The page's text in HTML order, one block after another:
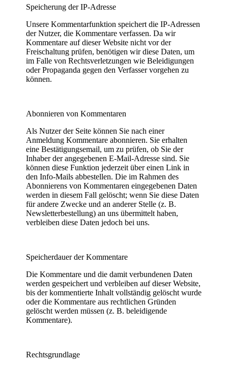
Speicherung der IP-Adresse
Unsere Kommentarfunktion speichert die IP-Adressen
der Nutzer, die Kommentare verfassen. Da wir
Kommentare auf dieser Website nicht vor der
Freischaltung prüfen, benötigen wir diese Daten, um
im Falle von Rechtsverletzungen wie Beleidigungen
oder Propaganda gegen den Verfasser vorgehen zu
können.
Abonnieren von Kommentaren
Als Nutzer der Seite können Sie nach einer
Anmeldung Kommentare abonnieren. Sie erhalten
eine Bestätigungsemail, um zu prüfen, ob Sie der
Inhaber der angegebenen E-Mail-Adresse sind. Sie
können diese Funktion jederzeit über einen Link in
den Info-Mails abbestellen. Die im Rahmen des
Abonnierens von Kommentaren eingegebenen Daten
werden in diesem Fall gelöscht; wenn Sie diese Daten
für andere Zwecke und an anderer Stelle (z. B.
Newsletterbestellung) an uns übermittelt haben,
verbleiben diese Daten jedoch bei uns.
Speicherdauer der Kommentare
Die Kommentare und die damit verbundenen Daten
werden gespeichert und verbleiben auf dieser Website,
bis der kommentierte Inhalt vollständig gelöscht wurde
oder die Kommentare aus rechtlichen Gründen
gelöscht werden müssen (z. B. beleidigende
Kommentare).
Rechtsgrundlage